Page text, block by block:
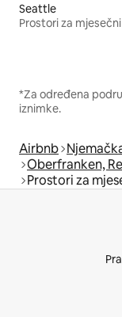
Seattle
Prostori za
*Za određena
iznimke.
Airbnb
Oberfranken,
Prostori za